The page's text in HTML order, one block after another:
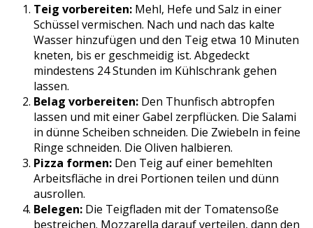
Teig vorbereiten: Mehl, Hefe und Salz in einer
Schüssel vermischen. Nach und nach das kalte
Wasser hinzufügen und den Teig etwa 10 Minuten
kneten, bis er geschmeidig ist. Abgedeckt
mindestens 24 Stunden im Kühlschrank gehen
lassen.
Belag vorbereiten: Den Thunfisch abtropfen
lassen und mit einer Gabel zerpflücken. Die Salami
in dünne Scheiben schneiden. Die Zwiebeln in feine
Ringe schneiden. Die Oliven halbieren.
Pizza formen: Den Teig auf einer bemehlten
Arbeitsfläche in drei Portionen teilen und dünn
ausrollen.
Belegen: Die Teigfladen mit der Tomatensoße
bestreichen. Mozzarella darauf verteilen, dann den